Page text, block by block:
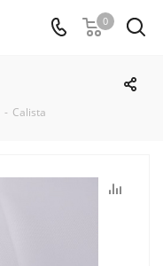
0
- Calista